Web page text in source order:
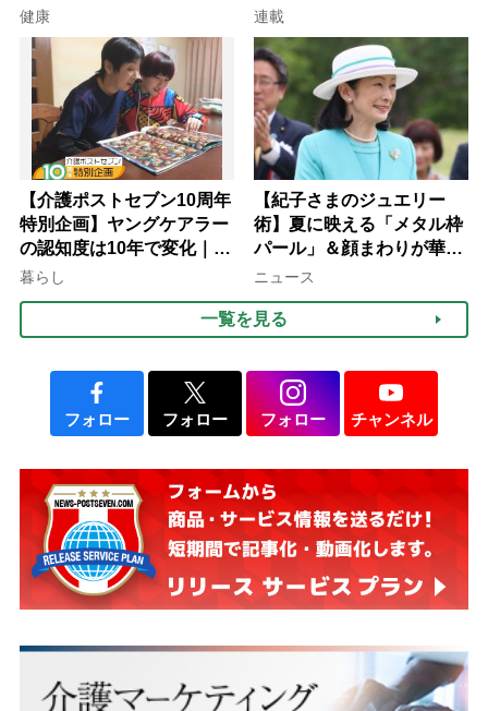
意
健康
子が血の気が引いた理由
連載
【介護ポストセブン10周年
特別企画】ヤングケアラー
の認知度は10年で変化｜流
行語大賞にノミネート、法
暮らし
【紀子さまのジュエリー
術】夏に映える「メタル枠
パール」＆顔まわりが華や
ぐ「揺れる一粒」の使い分
ニュース
一覧を見る
フォロー フォロー フォロー チャンネル